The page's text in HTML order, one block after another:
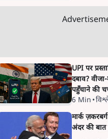
UPI पर
दबाव? वीजा-
पहुँचाने की
6 Min •
मार्क
अंदर की बात